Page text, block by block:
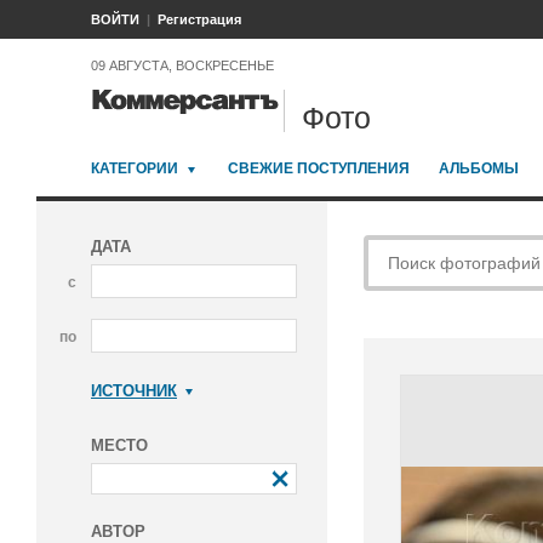
ВОЙТИ Регистрация
09 АВГУСТА, ВОСКРЕСЕНЬЕ
Фото
КАТЕГОРИИ СВЕЖИЕ ПОСТУПЛЕНИЯ АЛЬБОМЫ
ДАТА
с
по
ИСТОЧНИК
МЕСТО
АВТОР